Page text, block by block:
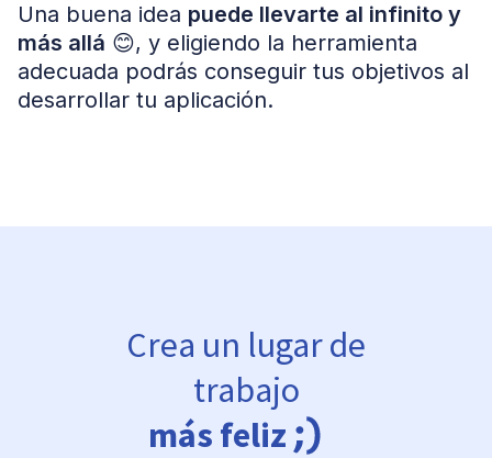
Una buena idea puede llevarte al infinito y
más allá 😊, y eligiendo la herramienta
adecuada podrás conseguir tus objetivos al
desarrollar tu aplicación.
Crea un lugar de
trabajo
más feliz